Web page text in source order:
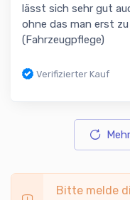
lässt sich sehr gut
ohne das man erst
(Fahrzeugpflege)
Verifizierter Kauf
Bitte melde